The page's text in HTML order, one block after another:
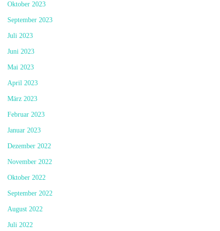
Oktober 2023
September 2023
Juli 2023
Juni 2023
Mai 2023
April 2023
März 2023
Februar 2023
Januar 2023
Dezember 2022
November 2022
Oktober 2022
September 2022
August 2022
Juli 2022